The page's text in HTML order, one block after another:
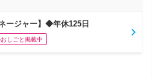
ージャー】◆年休125日
しごと掲載中